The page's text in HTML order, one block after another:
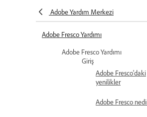
Adobe Yardım Merkezi
Adobe Fresco Yardımı
Adobe Fresco Yardımı
Giriş
Adobe Fresco'daki
yenilikler
Adobe Fresco